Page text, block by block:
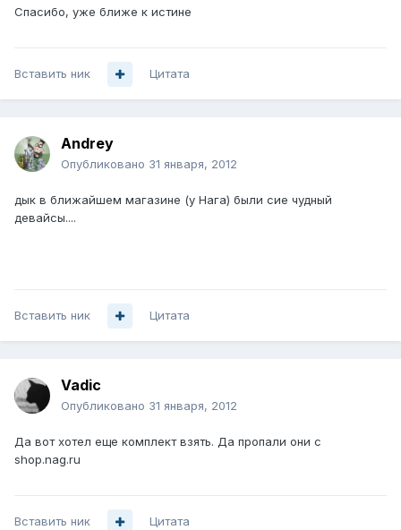
Спасибо, уже ближе к истине
Вставить ник Цитата
Andrey
Опубликовано 31 января, 2012
дык в ближайшем магазине (у Нага) были сие чудный
девайсы....
Вставить ник Цитата
Vadic
Опубликовано 31 января, 2012
Да вот хотел еще комплект взять. Да пропали они с
shop.nag.ru
Вставить ник Цитата